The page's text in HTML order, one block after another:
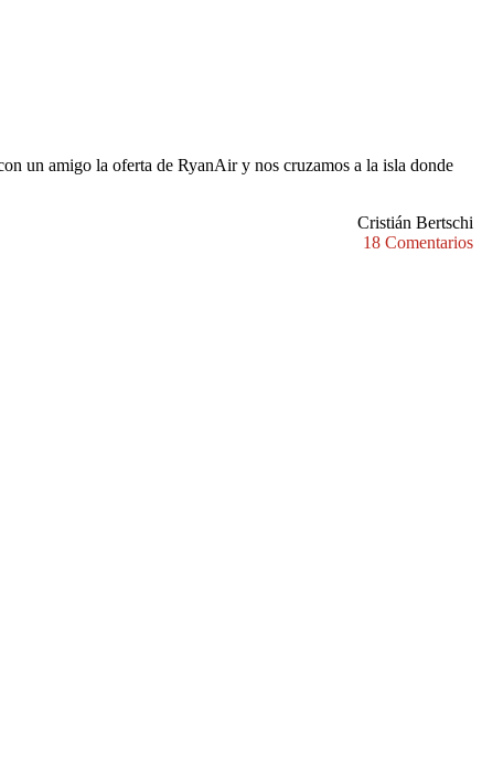
un amigo la oferta de RyanAir y nos cruzamos a la isla donde
Cristián Bertschi
18 Comentarios